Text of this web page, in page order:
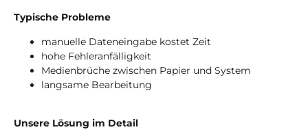
Typische Probleme
manuelle Dateneingabe kostet Zeit
hohe Fehleranfälligkeit
Medienbrüche zwischen Papier und System
langsame Bearbeitung
Unsere Lösung im Detail